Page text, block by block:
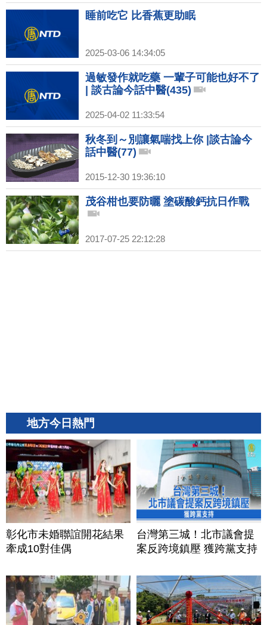
睡前吃它 比香蕉更助眠
2025-03-06 14:34:05
過敏發作就吃藥 一輩子可能也好不了
| 談古論今話中醫(435)
2025-04-02 11:33:54
秋冬到～別讓氣喘找上你 |談古論今
話中醫(77)
2015-12-30 19:36:10
茂谷柑也要防曬 塗碳酸鈣抗日作戰
2017-07-25 22:12:28
地方今日熱門
彰化市未婚聯誼開花結果
牽成10對佳偶
台灣第三城！北市議會提
案反跨境鎮壓 獲跨黨支持